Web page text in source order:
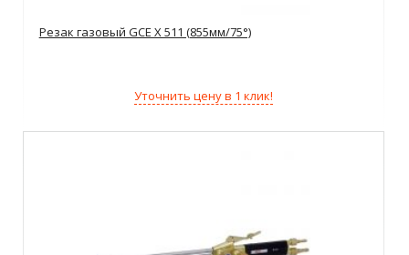
Резак газовый GCE X 511 (855мм/75°)
Уточнить цену в 1 клик!